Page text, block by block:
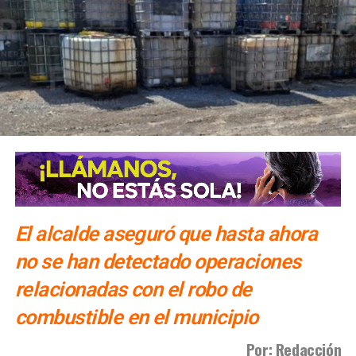
“Le exigimos alAyuntamiento de San Luis Potosíque
cumpla con elSistema Municipal de Cuidados“.
El alcalde aseguró que hasta ahora
no se han detectado operaciones
relacionadas con el robo de
combustible en el municipio
Por: Redacción